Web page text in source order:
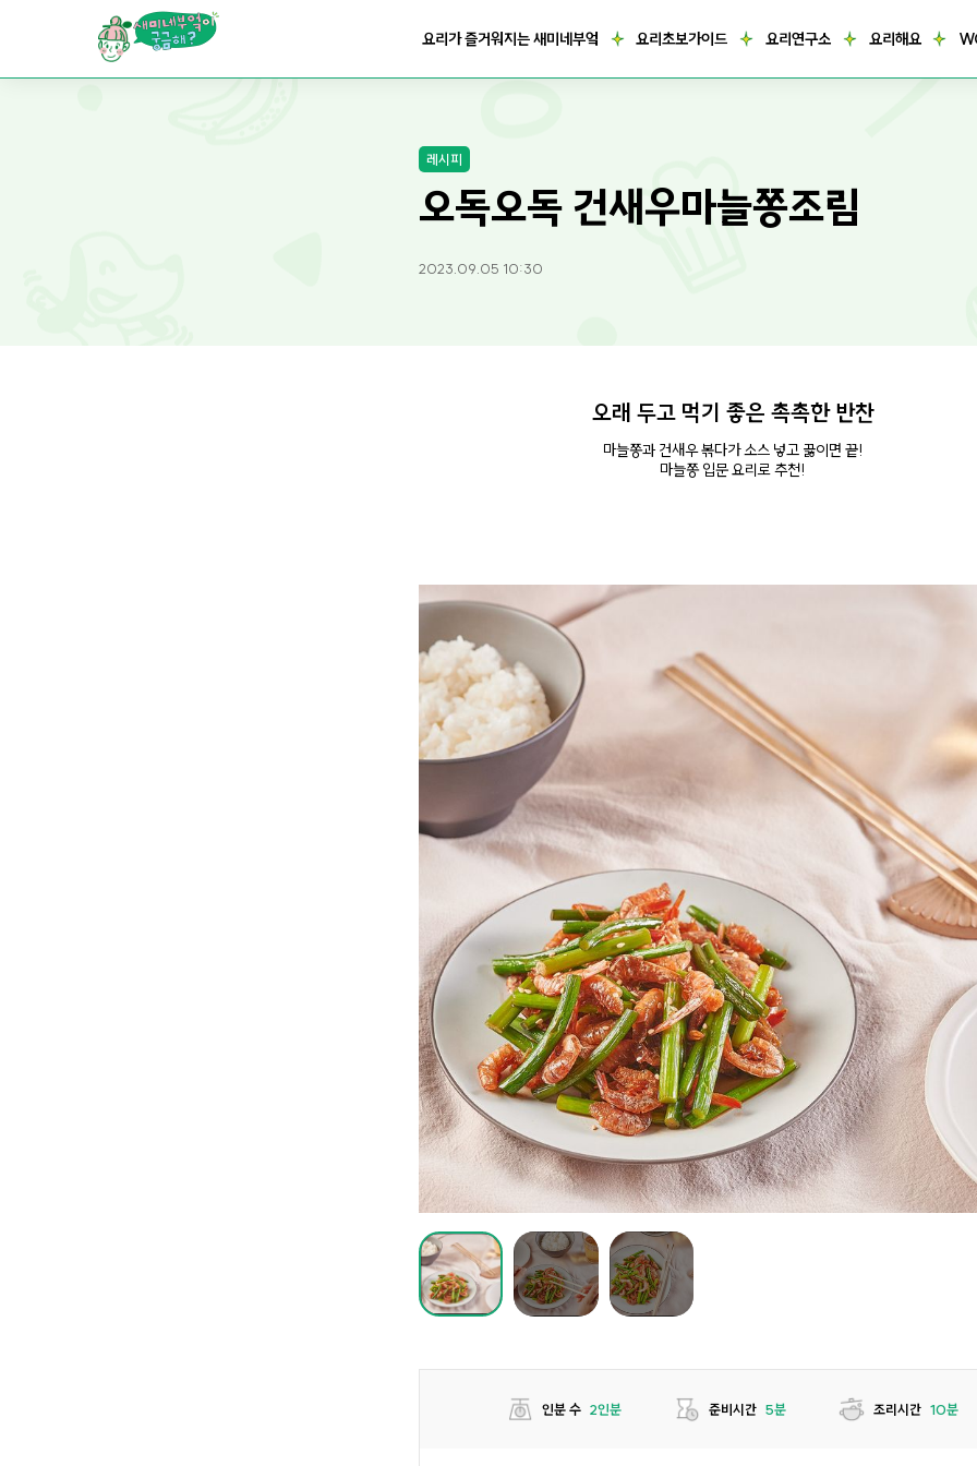
요리가 즐거워지는 새미네부엌 요리초보가이드 요리연구소 요리해요
레시피
오독오독 건새우마늘쫑조림
2023.09.05 10:30
오래 두고 먹기 좋은 촉촉한 반찬
마늘쫑과 건새우 볶다가 소스 넣고 끓이면 끝!
마늘쫑 입문 요리로 추천!
인분 수 2인분 준비시간 5분 조리시간 10분